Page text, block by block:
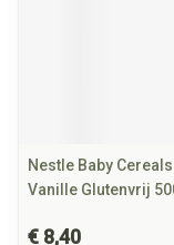
Nestle Baby
Vanille Glutenvrij
€ 8,40